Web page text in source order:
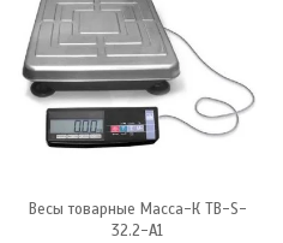
Весы товарные Масса-К ТB-S-
32.2-А1